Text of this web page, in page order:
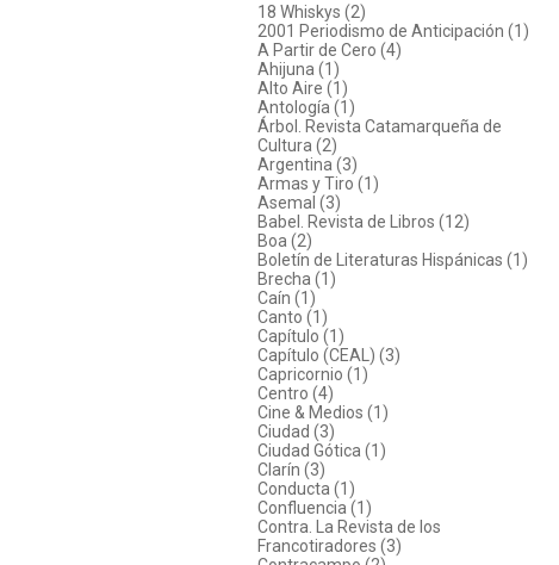
18 Whiskys (2)
2001 Periodismo de Anticipación (1)
A Partir de Cero (4)
Ahijuna (1)
Alto Aire (1)
Antología (1)
Árbol. Revista Catamarqueña de
Cultura (2)
Argentina (3)
Armas y Tiro (1)
Asemal (3)
Babel. Revista de Libros (12)
Boa (2)
Boletín de Literaturas Hispánicas (1)
Brecha (1)
Caín (1)
Canto (1)
Capítulo (1)
Capítulo (CEAL) (3)
Capricornio (1)
Centro (4)
Cine & Medios (1)
Ciudad (3)
Ciudad Gótica (1)
Clarín (3)
Conducta (1)
Confluencia (1)
Contra. La Revista de los
Francotiradores (3)